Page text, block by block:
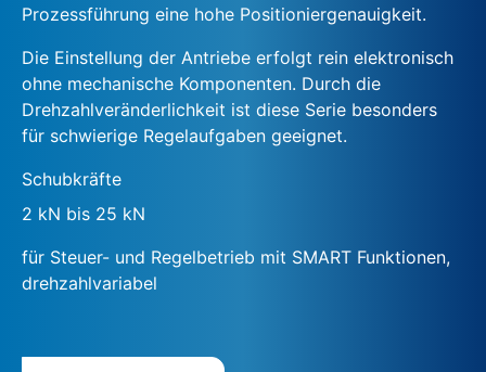
Prozessführung eine hohe Positioniergenauigkeit.
Die Einstellung der Antriebe erfolgt rein elektronisch
ohne mechanische Komponenten. Durch die
Drehzahlveränderlichkeit ist diese Serie besonders
für schwierige Regelaufgaben geeignet.
Schubkräfte
2 kN bis 25 kN
für Steuer- und Regelbetrieb mit SMART Funktionen,
drehzahlvariabel